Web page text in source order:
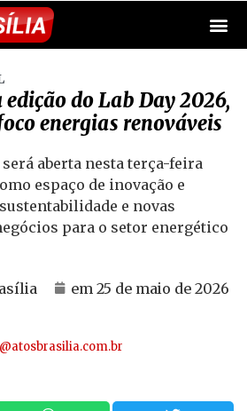
do Lab Day 2026,
energias renováveis
aberta nesta terça-feira
espaço de inovação e
e novas
para o setor energético
em 25 de maio de 2026